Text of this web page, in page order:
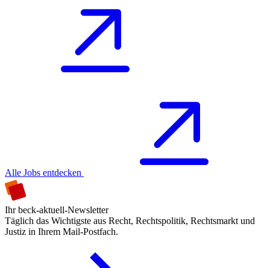
Alle Jobs entdecken
Ihr beck-aktuell-Newsletter
Täglich das Wichtigste aus Recht, Rechtspolitik, Rechtsmarkt und
Justiz in Ihrem Mail-Postfach.